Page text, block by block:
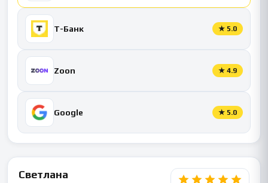
Т-Банк ★ 5.0
Zoon ★ 4.9
Google ★ 5.0
Светлана